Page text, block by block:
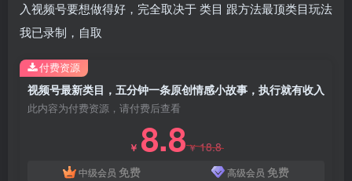
入视频号要想做得好，完全取决于 类目 跟方法最顶类目玩法
我已录制，自取
视频号最新类目，五分钟一条原创情感小故事，执行就有收入
此内容为付费资源，请付费后查看
￥ 8.8￥18.8
中级会员 免费 高级会员 免费
付费资源